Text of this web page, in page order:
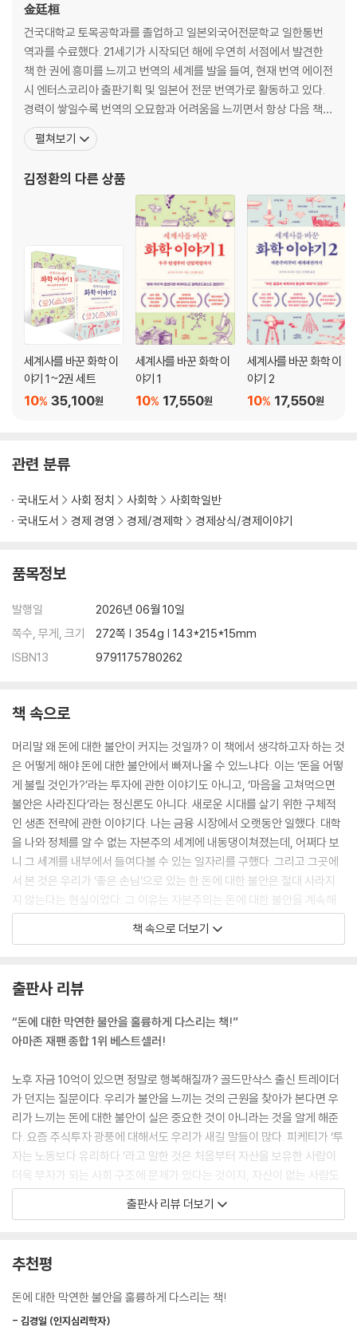
때론 불안이 공감을 낳는다
‘불안’과 ‘목표’를 공유하는 전략
제2부를 끝내고
제3부 · 직시하기
바꿀 수 없는 외부의 현실
제5장 ‘당신 탓’이 되어 버린 인구 문제
: 왜 돈을 버는 사람이 훌륭하다는 인식이 생겼을까?
현대판 ‘개미와 베짱이’의 교훈
모두가 안정된 노후를 누리려고 경쟁하는 날이 온다
버스가 오지 않는다, 선생님도 없다
생활의 파괴를 초래할 ‘일손 부족 1,100만 명 문제’
돈을 벌지 않는 일의 가치
우리가 더 낸 돈은 어디로 사라졌을까?
엔화 약세와 일본이 잃어버린 ‘힘’
돈에 대한 불안은 착각이다
칼럼 3 - ‘달러를 벌고 토지를 잃는’ 외화 투자의 부작용
제6장 ‘돈만 있으면’의 종말
: 우리는 언제까지 돈에 지배당할까?
‘사람의 제약’을 관리하는 사람
사람보다 돈을 우선하는 구조
경제를 순환시키지 못하는 거대 피라미드의 함정
정말로 소중한 것은 무엇인가?
제4부 · 협력하기
제7장 투자는 ‘나누는 것’이 아니라 ‘빼앗는 것’
: 어떻게 해야 일을 줄일 수 있을까?
은행이 감추는 ‘잠자는 돈’의 진실
투자받는 쪽이 될 용기
지키려 한 결과 잃어버린 30년
서로 빼앗을 것인가, 함께 나눌 것인가?
제8장 아이들의 절망에서 찾은 희망
: ‘어른’의 상식은 앞으로도 통용될까?
‘요즘 젊은것들’의 정체
역사를 바꾸는 비상식적인 도전
모난 돌이 정을 맞지 않으려면
당신이 사회를 바꿀 가능성은?
위기감을 공유한다는 희망
참고 문헌
金廷桓
건국대학교 토목공학과를 졸업하고 일본외국어전문학교 일한통번
역과를 수료했다. 21세기가 시작되던 해에 우연히 서점에서 발견한
책 한 권에 흥미를 느끼고 번역의 세계를 발을 들여, 현재 번역 에이전
시 엔터스코리아 출판기획 및 일본어 전문 번역가로 활동하고 있다.
경력이 쌓일수록 번역의 오묘함과 어려움을 느끼면서 항상 다음 책에
서는 더 나은 번역, 자신에게 부끄럽지 않은 번역을 할 수 있도록 노력
중이다. 공대 출신의 번역가로서 공대의 특징인 논리성을 살리면서
자법》 《cis의 주식 투자 법칙》 《타인과 일을 한다는
펼쳐보기
김정환의 다른 상품
세계사를 바꾼 화학 이
야기 1~2권 세트
35,100원
10%
세계사를 바꾼 화학 이
야기 1
17,550원
10%
세계사를 바꾼 화학 이
야기 2
17,550원
10%
관련 분류
국내도서 사회 정치 사회학
사회학일반
국내도서
경제 경영 경제/경제학 경제상식/경제이야기
품목정보
발행일
2026년 06월 10일
쪽수, 무게, 크기
272쪽 | 354g | 143*215*15mm
ISBN13
9791175780262
책 속으로
머리말 왜 돈에 대한 불안이 커지는 것일까? 이 책에서 생각하고자 하는 것
은 어떻게 해야 돈에 대한 불안에서 빠져나올 수 있느냐다. 이는 ‘돈을 어떻
게 불릴 것인가?’라는 투자에 관한 이야기도 아니고, ‘마음을 고쳐먹으면
불안은 사라진다’라는 정신론도 아니다. 새로운 시대를 살기 위한 구체적
인 생존 전략에 관한 이야기다. 나는 금융 시장에서 오랫동안 일했다. 대학
을 나와 정체를 알 수 없는 자본주의 세계에 내동댕이쳐졌는데, 어쩌다 보
니 그 세계를 내부에서 들여다볼 수 있는 일자리를 구했다. 그리고 그곳에
서 본 것은 우리가 ‘좋은 손님’으로 있는 한 돈에 대한 불안은 절대 사라지
지 않는다는 현실이었다. 그 이유는 자본주의는 돈에 대한 불안을 계속해
서 부풀리는 시스템이기 때문이다. 우리는 살면서 생기는 여러 가지 불안
을 돈에 대한 불안으로 치환하면서 살고 있다.
시작하는 스킨케어’라는 말은 뒤집어서 생각하면 ‘40대에 시작하지 않으
면 늦는다’라는 의미다. 시간이 얼마 남지 않았다는 말을 들으면 자신도 모
르게 불안해지고, 불안은 곧 조함으로 바뀐다. 그렇게 되면 냉정을 잃고 만
찰하는 날이었는데, 일단 관망할 생각이었지만 시장에서 "국채를 사고 싶
어 하는 은행이 많다고 한다”라는 소문을 듣자 지금 사지 않으면 이익을 놓
치겠다는 불안으로 초조해졌다. 그리고 예정했던 500억 엔으로는 부족하
다는 생각이 들어 매입액을 두 배로 늘렸는데, 결과적으로는 손해를 봤다.
참으로 부끄러운 이야기이지만 프로도 초조함을 느끼면 판단이 흐려진다.
특히 교육이나 미용, 건강, 투자 같은 분야에서는 ‘여기에 돈을 써야 해’라
고 느끼기 쉽고 ‘망설였다간 때를 놓칠 거야’라고 믿기 쉽다[소비자청이 2
022년에 실시한 소비자 의식 기본 조사에서 ‘앞으로(도) 돈을 들이고 싶은
분야’로 건강, 의료, 교육, 미용 등이 상위에 올랐다. 투자도 6년 전보다 두
--- 「제1장 그 불안은 누군가의 비즈니스다」 중에서
세상이 불공평하게 느껴지는 순간이 있다. 내가 짝사랑하는 사람의 옆자리
에 친구가 앉게 되었을 때, 동기가 회사의 간판 부서로 이동이 결정되었을
책 속으로 더보기
출판사 리뷰
“돈에 대한 막연한 불안을 훌륭하게 다스리는 책!”
아마존 재팬 종합 1위 베스트셀러!
노후 자금 10억이 있으면 정말로 행복해질까? 골드만삭스 출신 트레이더
가 던지는 질문이다. 우리가 불안을 느끼는 것의 근원을 찾아가 본다면 우
리가 느끼는 돈에 대한 불안이 실은 중요한 것이 아니라는 것을 알게 해준
다. 요즘 주식투자 광풍에 대해서도 우리가 새길 말들이 많다. 피케티가 ‘투
자는 노동보다 유리하다.’라고 말한 것은 처음부터 자산을 보유한 사람이
더욱 부자가 되는 사회 구조에 문제가 있다는 것이지, 자산이 없는 사람도
투자에 힘써야 한다는 것이 아니란 것을 분명히 밝히고 있다.
궤변일 뿐이고, 기업으로서는 주식보다 자사의 제품을 사 주는 편이 훨씬
고맙다. 주식뿐만 아니라 모든 투자에서 얻는 이익의 출처는 두 가지뿐이
이것이 본인이 하고 있는 주식투자가 투자인가 도박인가를 파악하는 간단
출판사 리뷰 더보기
추천평
돈에 대한 막연한 불안을 훌륭하게 다스리는 책!
- 김경일 (인지심리학자)